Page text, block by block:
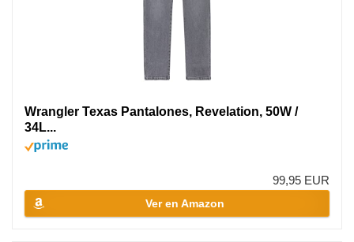
Wrangler Texas Pantalones, Revelation, 50W /
34L...
99,95 EUR
Ver en Amazon